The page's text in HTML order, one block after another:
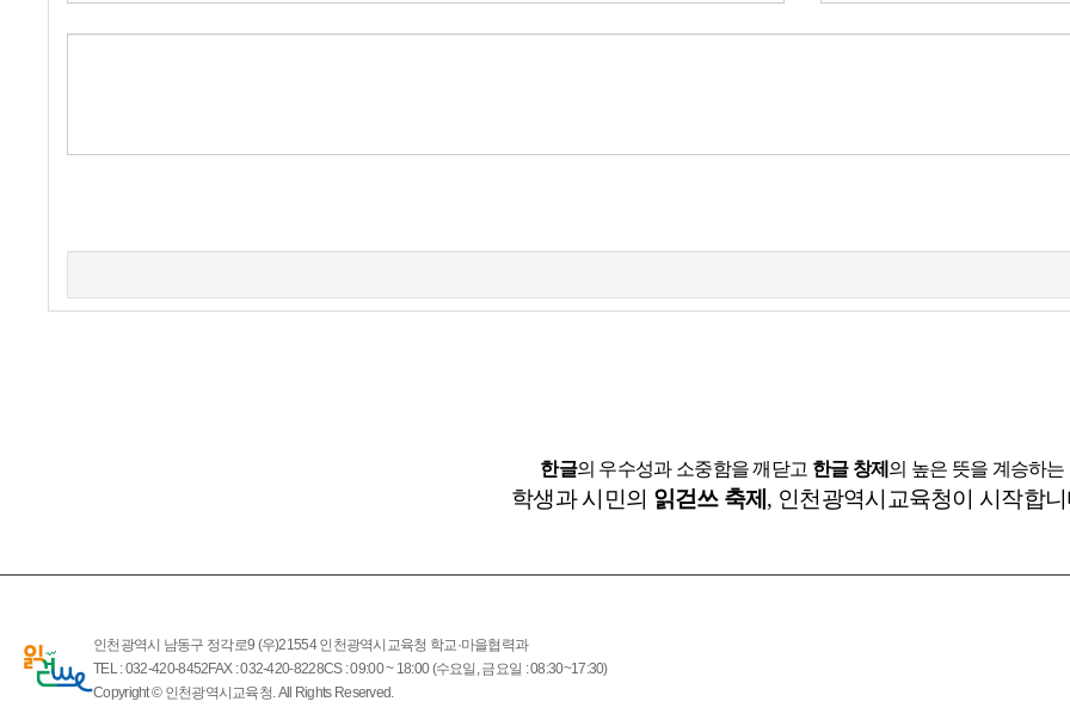
한글의 우수성과 소중함을 깨닫고 한글 창제 의 높은 뜻을 계승하는
학생과 시민의 읽걷쓰 축제 , 인천광역시교육청이 시작합
인천광역시 남동구 정각로9 (우)21554 인천광역시교육청 학교·마을협력과
TEL : 032-420-8452FAX : 032-420-8228CS : 09:00 ~ 18:00 (수요일, 금요일 : 08:30~17:30)
Copyright © 인천광역시교육청. All Rights Reserved.